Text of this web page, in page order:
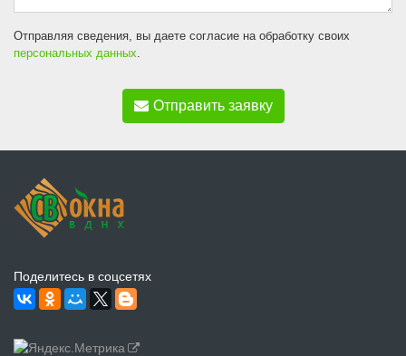
Отправляя сведения, вы даете согласие на обработку своих
персональных данных
Отправить заявку
Поделитесь в соцсетях